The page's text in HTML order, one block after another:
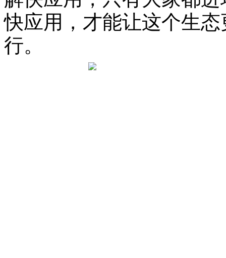
快应用，才能让这个生
行。